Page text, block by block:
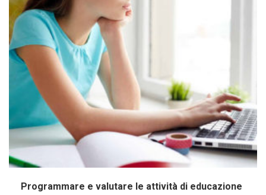
Programmare e valutare le attività di educazione